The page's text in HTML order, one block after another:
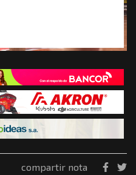
compartir nota